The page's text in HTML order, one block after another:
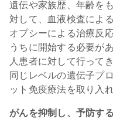
遺伝や家族歴、年齢を
対して、血液検査によ
オプシーによる治療反
うちに開始する必要が
人患者に対して行って
同じレベルの遺伝子プ
ット免疫療法を取り入
がんを抑制し、予防す